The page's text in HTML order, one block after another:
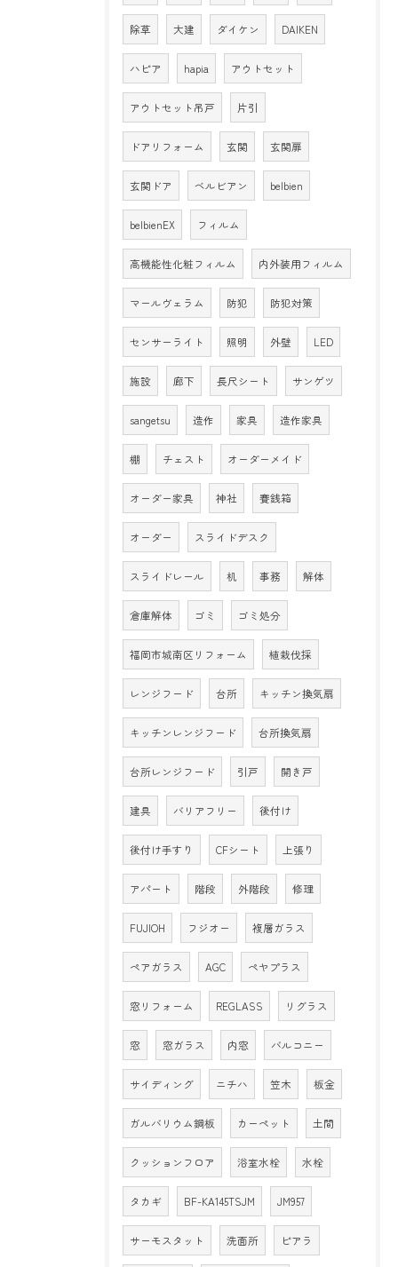
除草 大建 ダイケン DAIKEN
ハピア hapia アウトセット
アウトセット吊戸 片引
ドアリフォーム 玄関 玄関扉
玄関ドア ベルビアン belbien
belbienEX フィルム
高機能性化粧フィルム 内外装用フィルム
マールヴェラム 防犯 防犯対策
センサーライト 照明 外壁 LED
施設 廊下 長尺シート サンゲツ
sangetsu 造作 家具 造作家具
棚 チェスト オーダーメイド
オーダー家具 神社 賽銭箱
オーダー スライドデスク
スライドレール 机 事務 解体
倉庫解体 ゴミ ゴミ処分
福岡市城南区リフォーム 植栽伐採
レンジフード 台所 キッチン換気扇
キッチンレンジフード 台所換気扇
台所レンジフード 引戸 開き戸
建具 バリアフリー 後付け
後付け手すり CFシート 上張り
アパート 階段 外階段 修理
FUJIOH フジオー 複層ガラス
ペアガラス AGC ペヤプラス
窓リフォーム REGLASS リグラス
窓 窓ガラス 内窓 バルコニー
サイディング ニチハ 笠木 板金
ガルバリウム鋼板 カーペット 土間
クッションフロア 浴室水栓 水栓
タカギ BF-KA145TSJM JM957
サーモスタット 洗面所 ピアラ